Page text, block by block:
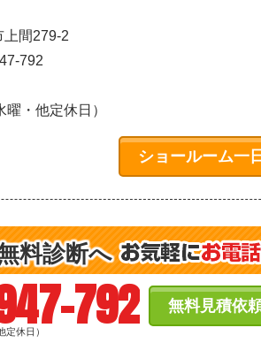
上間279-2
792
・他定休日）
ショールーム一
料診断へ
792
定休日）
無料見積依